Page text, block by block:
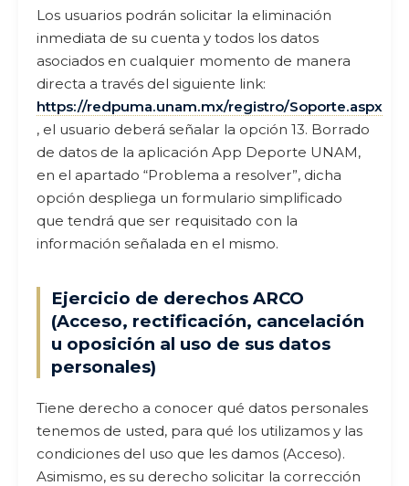
Los usuarios podrán solicitar la eliminación
inmediata de su cuenta y todos los datos
asociados en cualquier momento de manera
directa a través del siguiente link:
https://redpuma.unam.mx/registro/Soporte.aspx
, el usuario deberá señalar la opción 13. Borrado
de datos de la aplicación App Deporte UNAM,
en el apartado “Problema a resolver”, dicha
opción despliega un formulario simplificado
que tendrá que ser requisitado con la
información señalada en el mismo.
Ejercicio de derechos ARCO
(Acceso, rectificación, cancelación
u oposición al uso de sus datos
personales)
Tiene derecho a conocer qué datos personales
tenemos de usted, para qué los utilizamos y las
condiciones del uso que les damos (Acceso).
Asimismo, es su derecho solicitar la corrección